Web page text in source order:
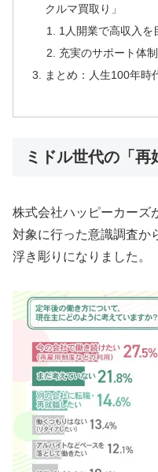
クルマ買取り」
1人開業で高収入を
充実のサポート体
まとめ：人生100年時
ミドル世代の「
株式会社ハッピーカーズ
対象に行った意識調査か
浮き彫りになりました。